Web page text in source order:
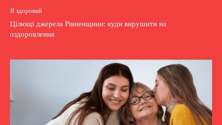
Я здоровий
Цілющі джерела Рівненщини: куди вирушити на
оздоровлення